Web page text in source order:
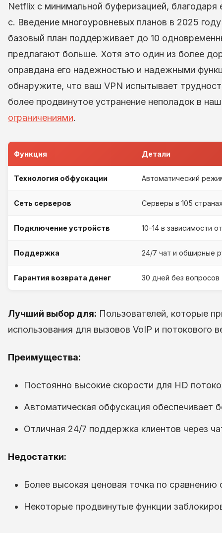
Netflix с минимальной буферизацией,
с. Введение многоуровневых планов в 2025
базовый план поддерживает до 10
предлагают больше. Хотя это один из более
оправдана его надежностью и надежными
обнаружите, что ваш VPN испытывает
более продвинутое устранение неполадок в
ограничениями.
Функция Детали
Технология обфускации Автоматический
Сеть серверов Серверы в 105
Подключение устройств 10–14 в зависимости
Поддержка 24/7 чат и обширные
Гарантия возврата денег 30 дней без вопросов
Лучший выбор для: Пользователей, которые
использования для вызовов VoIP и потокового
Преимущества:
Постоянно высокие скорости для HD
Автоматическая обфускация обеспечивает
Отличная 24/7 поддержка клиентов через
Недостатки:
Более высокая ценовая точка по сравнению
Некоторые продвинутые функции